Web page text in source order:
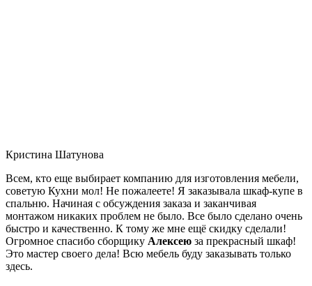
Кристина Шатунова
Всем, кто еще выбирает компанию для изготовления мебели,
советую Кухни мол! Не пожалеете! Я заказывала шкаф-купе в
спальню. Начиная с обсуждения заказа и заканчивая
монтажом никаких проблем не было. Все было сделано очень
быстро и качественно. К тому же мне ещё скидку сделали!
Огромное спасибо сборщику Алексею за прекрасный шкаф!
Это мастер своего дела! Всю мебель буду заказывать только
здесь.